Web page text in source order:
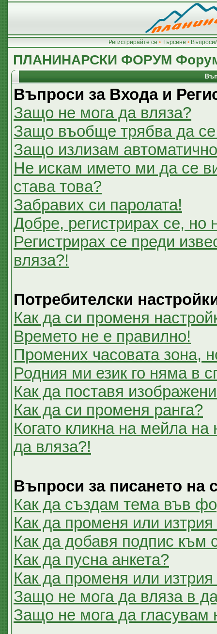
Регистрирайте се • Търсене •
ПЛАНИНАРСКИ ФОРУМ
Въпроси за Входа и
Защо не мога да вляза?
Защо въобще трябва да се
Защо излизам
Не искам името ми да се
става това?
Забравих си паролата!
Добре, регистрирах се, но
Регистрирах се преди
вляза?!
Потребителски
Как да си променя
Времето не е правилно!
Промених часовата зона,
Родния ми език го няма в
Как да поставя
Как да си променя ранга?
Когато кликна на мейла
да вляза?!
Въпроси за писането на
Как да създам тема във
Как да променя или
Как да добавя подпис към
Как да пусна анкета?
Как да променя или изтрия
Защо не мога да вляза в
Защо не мога да гласувам